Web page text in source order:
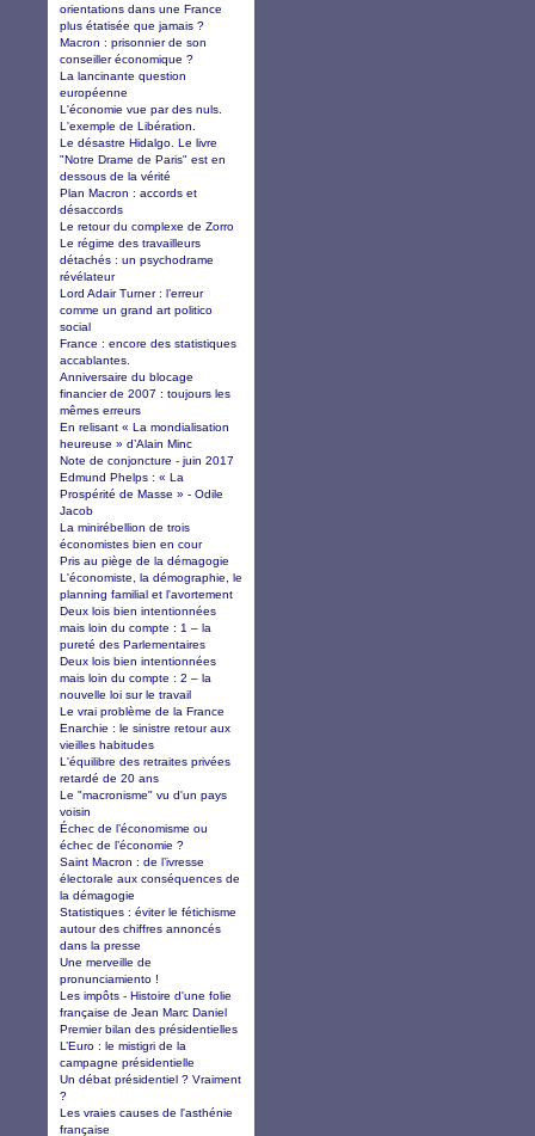
orientations dans une France
plus étatisée que jamais ?
Macron : prisonnier de son
conseiller économique ?
La lancinante question
européenne
L'économie vue par des nuls.
L'exemple de Libération.
Le désastre Hidalgo. Le livre
"Notre Drame de Paris" est en
dessous de la vérité
Plan Macron : accords et
désaccords
Le retour du complexe de Zorro
Le régime des travailleurs
détachés : un psychodrame
révélateur
Lord Adair Turner : l’erreur
comme un grand art politico
social
France : encore des statistiques
accablantes.
Anniversaire du blocage
financier de 2007 : toujours les
mêmes erreurs
En relisant « La mondialisation
heureuse » d’Alain Minc
Note de conjoncture - juin 2017
Edmund Phelps : « La
Prospérité de Masse » - Odile
Jacob
La minirébellion de trois
économistes bien en cour
Pris au piège de la démagogie
L'économiste, la démographie, le
planning familial et l'avortement
Deux lois bien intentionnées
mais loin du compte : 1 – la
pureté des Parlementaires
Deux lois bien intentionnées
mais loin du compte : 2 – la
nouvelle loi sur le travail
Le vrai problème de la France
Enarchie : le sinistre retour aux
vieilles habitudes
L'équilibre des retraites privées
retardé de 20 ans
Le "macronisme" vu d'un pays
voisin
Échec de l’économisme ou
échec de l’économie ?
Saint Macron : de l’ivresse
électorale aux conséquences de
la démagogie
Statistiques : éviter le fétichisme
autour des chiffres annoncés
dans la presse
Une merveille de
pronunciamiento !
Les impôts - Histoire d'une folie
française de Jean Marc Daniel
Premier bilan des présidentielles
L’Euro : le mistigri de la
campagne présidentielle
Un débat présidentiel ? Vraiment
?
Les vraies causes de l'asthénie
française